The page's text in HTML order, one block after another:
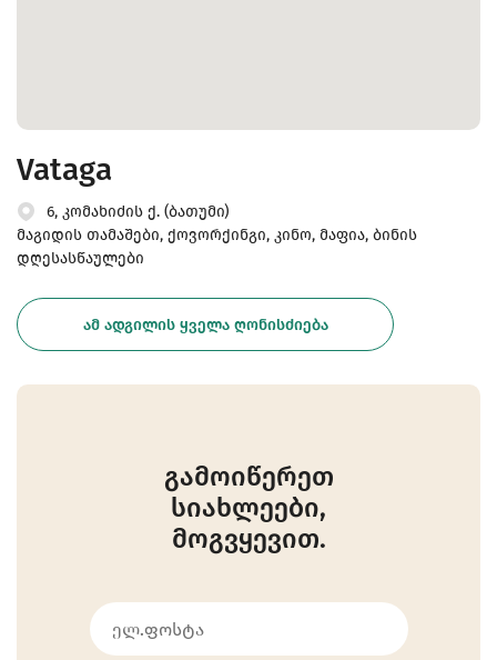
Vataga
6, კომახიძის ქ. (ბათუმი)
მაგიდის თამაშები, ქოვორქინგი, კინო, მაფია, ბინის
დღესასწაულები
ᲐᲛ ᲐᲓᲒᲘᲚᲘᲡ ᲧᲕᲔᲚᲐ ᲦᲝᲜᲘᲡᲫᲘᲔᲑᲐ
გამოიწერეთ
სიახლეები,
მოგვყევით.